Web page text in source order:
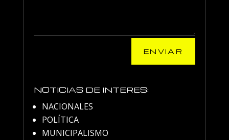
ENVIAR
NOTICIAS DE INTERES:
NACIONALES
POLÍTICA
MUNICIPALISMO